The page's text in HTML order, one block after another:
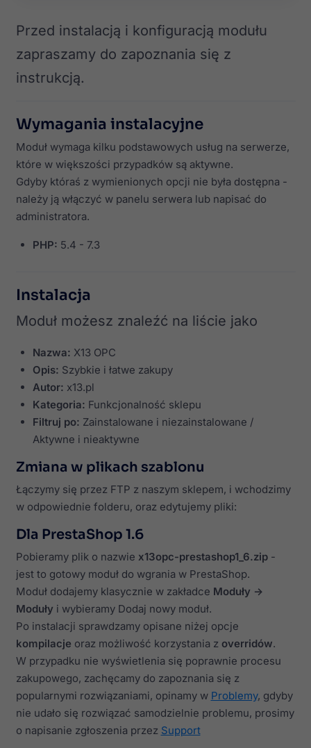
Przed instalacją i konfiguracją modułu
zapraszamy do zapoznania się z
instrukcją.
Wymagania instalacyjne
Moduł wymaga kilku podstawowych usług na serwerze,
które w większości przypadków są aktywne.
Gdyby któraś z wymienionych opcji nie była dostępna -
należy ją włączyć w panelu serwera lub napisać do
administratora.
PHP: 5.4 - 7.3
Instalacja
Moduł możesz znaleźć na liście jako
Nazwa: X13 OPC
Opis: Szybkie i łatwe zakupy
Autor: x13.pl
Kategoria: Funkcjonalność sklepu
Filtruj po: Zainstalowane i niezainstalowane /
Aktywne i nieaktywne
Zmiana w plikach szablonu
Łączymy się przez FTP z naszym sklepem, i wchodzimy
w odpowiednie folderu, oraz edytujemy pliki:
Dla PrestaShop 1.6
Pobieramy plik o nazwie x13opc-prestashop1_6.zip-
jest to gotowy moduł do wgrania w PrestaShop.
Moduł dodajemy klasycznie w zakładce Moduły ->
Moduły i wybieramy Dodaj nowy moduł.
Po instalacji sprawdzamy opisane niżej opcje
kompilacje oraz możliwość korzystania z overridów.
W przypadku nie wyświetlenia się poprawnie procesu
zakupowego, zachęcamy do zapoznania się z
popularnymi rozwiązaniami, opinamy w Problemy, gdyby
nie udało się rozwiązać samodzielnie problemu, prosimy
o napisanie zgłoszenia przez Support